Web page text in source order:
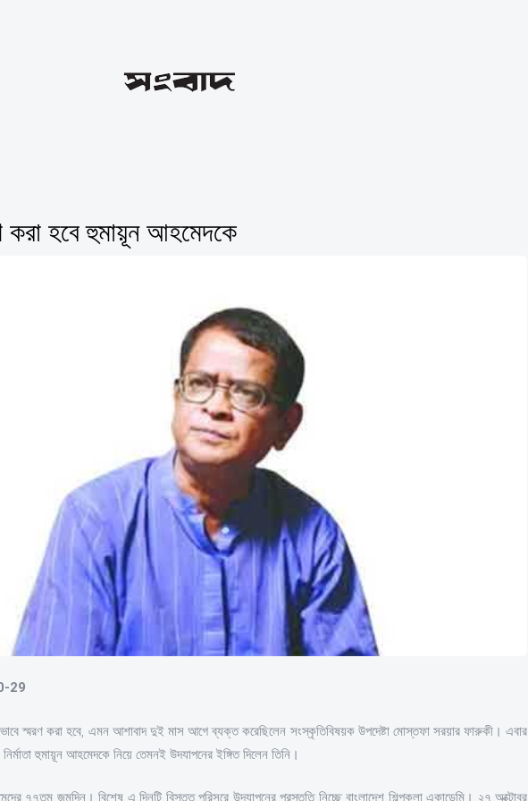
করা হবে হুমায়ূন আহমেদকে
29
স্মরণ করা হবে, এমন আশাবাদ দুই মাস আগে ব্যক্ত করেছিলেন সংস্কৃতিবিষয়ক উপদেষ্টা মোস্তফা সরয়ার ফারুকী। এবার
হুমায়ূন আহমেদকে নিয়ে তেমনই উদযাপনের ইঙ্গিত দিলেন তিনি।